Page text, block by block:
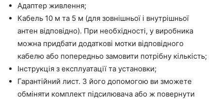
Адаптер живлення;
Кабель 10 м та 5 м (для зовнішньої і внутрішньої
антен відповідно). При необхідності, у виробника
можна придбати додаткові мотки відповідного
кабелю або попередньо замовити потрібну кількість;
Інструкція з експлуатації та установки;
Гарантійний лист. З його допомогою ви зможете
обміняти комплект підсилювача або ж повернути